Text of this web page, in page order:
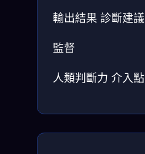
輸出結果 診斷建議
監督
人類判斷力 介入點